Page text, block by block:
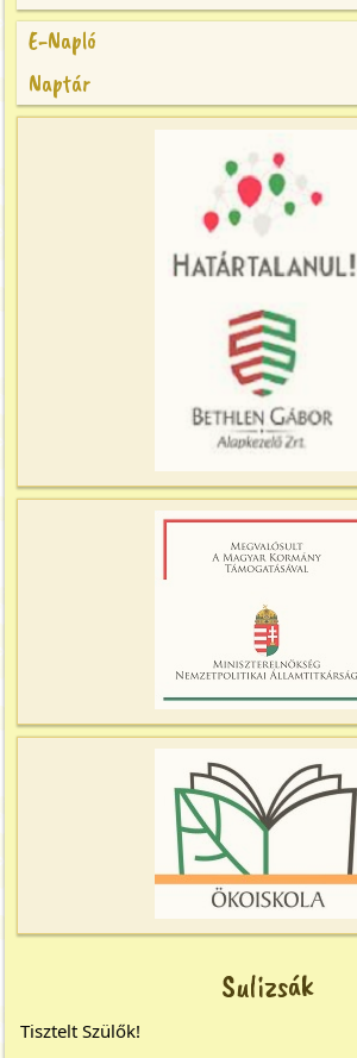
E-Napló
Naptár
Sulizsák
Tisztelt Szülők!